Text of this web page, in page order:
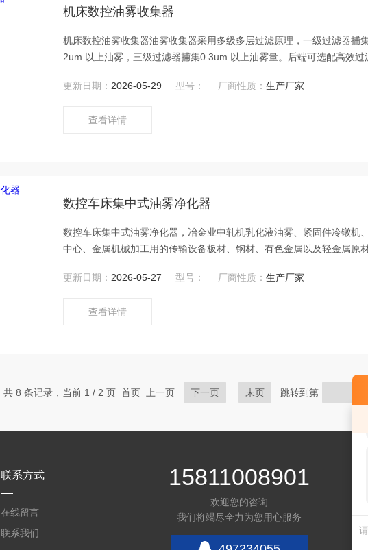
机床数控油雾收集器
机床数控油雾收集器油雾收集器采用多级多层过滤原理，一级过滤器捕
2um 以上油雾，三级过滤器捕集0.3um 以上油雾量。后端可选配高效过
更新日期： 2026-05-29 型号： 厂商性质：生产厂家
查看详情
数控车床集中式油雾净化器
数控车床集中式油雾净化器，冶金业中轧机乳化液油雾、紧固件冷镦机
中心、金属机械加工用的传输设备板材、钢材、有色金属以及轻金属原
更新日期： 2026-05-27 型号： 厂商性质：生产厂家
查看详情
共 8 条记录，当前 1 / 2 页 首页 上一页 下一页 末页 跳转到第
联系方式
在线留言
联系我们
15811008901
欢迎您的咨询
我们将竭尽全力为您用心服务